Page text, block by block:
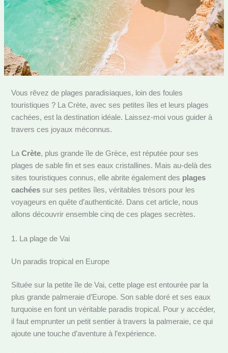
Vous rêvez de plages paradisiaques, loin des foules
touristiques ? La Crète, avec ses petites îles et leurs plages
cachées, est la destination idéale. Laissez-moi vous guider à
travers ces joyaux méconnus.
LaCrète, plus grande île de Grèce, est réputée pour ses
plages de sable fin et ses eaux cristallines. Mais au-delà des
sites touristiques connus, elle abrite également des plages
cachées sur ses petites îles, véritables trésors pour les
voyageurs en quête d’authenticité. Dans cet article, nous
allons découvrir ensemble cinq de ces plages secrètes.
1. La plage de Vai
Un paradis tropical en Europe
Située sur la petite île de Vai, cette plage est entourée par la
plus grande palmeraie d’Europe. Son sable doré et ses eaux
turquoise en font un véritable paradis tropical. Pour y accéder,
il faut emprunter un petit sentier à travers la palmeraie, ce qui
ajoute une touche d’aventure à l’expérience.